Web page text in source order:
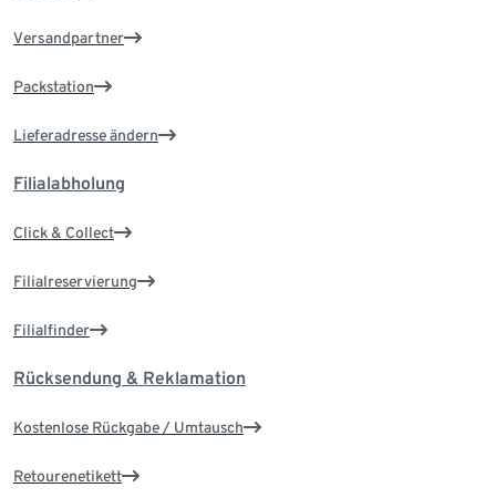
Versandpartner
Packstation
Lieferadresse ändern
Filialabholung
Click & Collect
Filialreservierung
Filialfinder
Rücksendung & Reklamation
Kostenlose Rückgabe / Umtausch
Retourenetikett